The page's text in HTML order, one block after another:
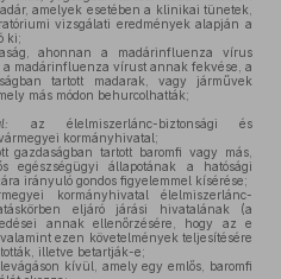
amelyek esetében a klinikai tünetek,
vizsgálati eredmények alapján a
ki;
ahonnan a madárinfluenza vírus
madárinfluenza vírust annak fekvése, a
tartott madarak, vagy járművek
más módon behurcolhatták;
az élelmiszerlánc-biztonsági és
kormányhivatal;
gazdaságban tartott baromfi vagy más,
egészségügyi állapotának a hatósági
irányuló gondos figyelemmel kísérése;
kormányhivatal élelmiszerlánc-
eljáró járási hivatalának (a
annak ellenőrzésére, hogy az e
ezen követelmények teljesítésére
illetve betartják-e;
kívül, amely egy emlős, baromfi